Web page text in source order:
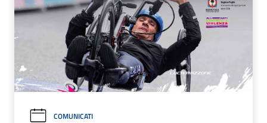
COMUNICATI